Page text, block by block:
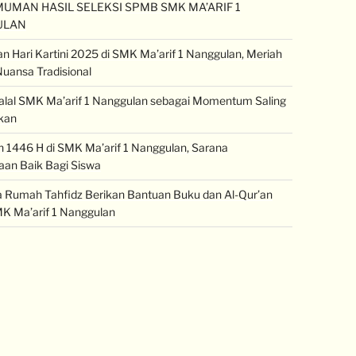
HASIL SELEKSI SPMB SMK MA’ARIF 1
Hari Kartini 2025 di SMK Ma’arif 1 Nanggulan, Meriah
Tradisional
SMK Ma’arif 1 Nanggulan sebagai Momentum Saling
1446 H di SMK Ma’arif 1 Nanggulan, Sarana
Baik Bagi Siswa
Rumah Tahfidz Berikan Bantuan Buku dan Al-Qur’an
Ma’arif 1 Nanggulan